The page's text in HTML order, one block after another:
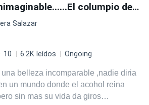
inimaginable......El columpio de la vida
Salazar
10 6.2K leídos Ongoing
belleza incomparable ,nadie diria
un mundo donde el acohol reina
sin mas su vida da giros